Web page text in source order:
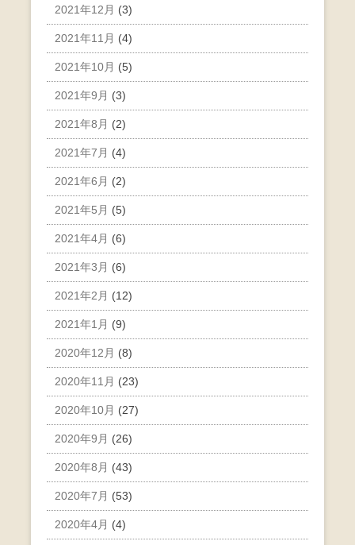
2021年12月 (3)
2021年11月 (4)
2021年10月 (5)
2021年9月 (3)
2021年8月 (2)
2021年7月 (4)
2021年6月 (2)
2021年5月 (5)
2021年4月 (6)
2021年3月 (6)
2021年2月 (12)
2021年1月 (9)
2020年12月 (8)
2020年11月 (23)
2020年10月 (27)
2020年9月 (26)
2020年8月 (43)
2020年7月 (53)
2020年4月 (4)